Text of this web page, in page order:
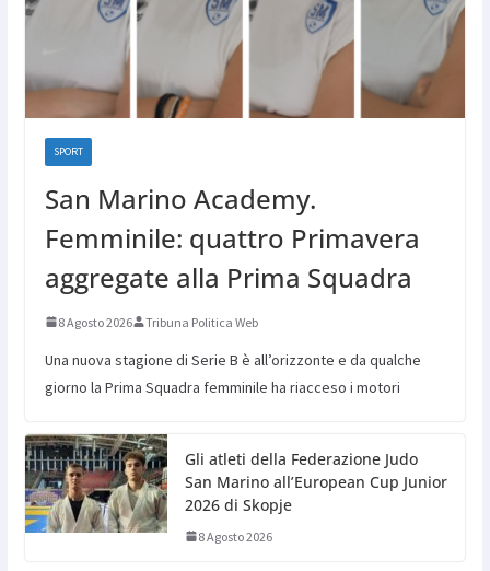
SPORT
San Marino Academy.
Femminile: quattro Primavera
aggregate alla Prima Squadra
8 Agosto 2026 Tribuna Politica Web
Una nuova stagione di Serie B è all’orizzonte e da qualche
giorno la Prima Squadra femminile ha riacceso i motori
Gli atleti della Federazione Judo
San Marino all’European Cup Junior
2026 di Skopje
8 Agosto 2026